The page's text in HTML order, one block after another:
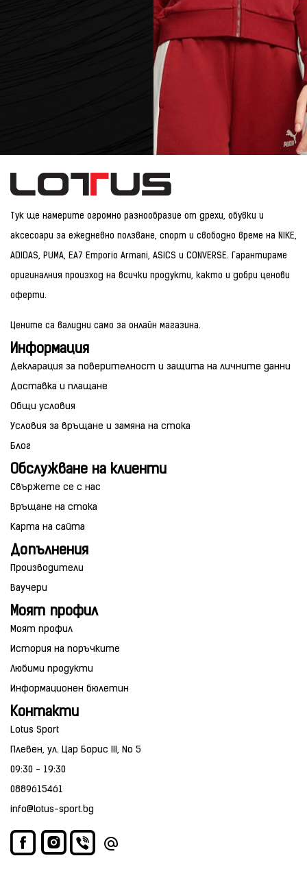
Тук ще намерите огромно разнообразие от дрехи, обувки и
аксесоари за ежедневно ползване, спорт и свободно време на NIKE,
ADIDAS, PUMA, EA7 Emporio Armani, ASICS и CONVERSE. Гарантираме
оригиналния произход на всички продукти, както и добри ценови
оферти.
Цените са валидни само за онлайн магазина.
Информация
Декларация за поверителност и защита на личните данни
Доставка и плащане
Общи условия
Условия за връщане и замяна на стока
Блог
Обслужване на клиенти
Свържете се с нас
Връщане на стока
Карта на сайта
Допълнения
Производители
Ваучери
Моят профил
Моят профил
История на поръчките
Любими продукти
Информационен бюлетин
Контакти
Lotus Sport
Плевен, ул. Цар Борис III, No 5
09:30 - 19:30
0889615461
info@lotus-sport.bg